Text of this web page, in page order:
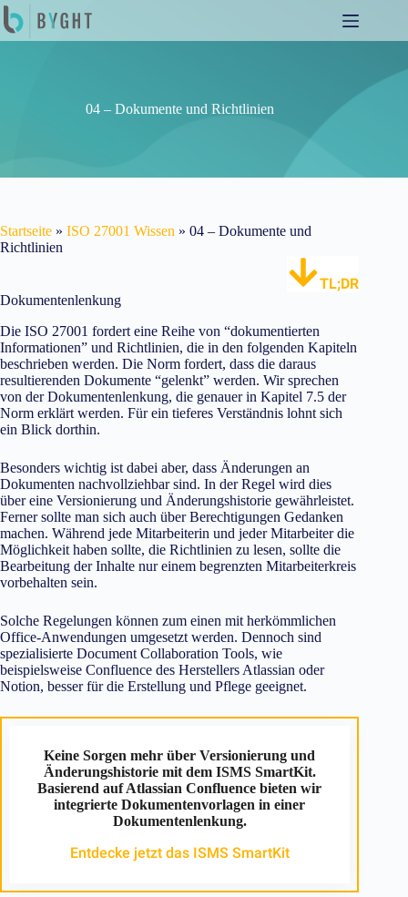
Zum
Inhalt
springen
04 – Dokumente und Richtlinien
Startseite » ISO 27001 Wissen » 04 – Dokumente und
Richtlinien
TL;DR
Dokumentenlenkung
Die ISO 27001 fordert eine Reihe von “dokumentierten
Informationen” und Richtlinien, die in den folgenden Kapiteln
beschrieben werden. Die Norm fordert, dass die daraus
resultierenden Dokumente “gelenkt” werden. Wir sprechen
von der Dokumentenlenkung, die genauer in Kapitel 7.5 der
Norm erklärt werden. Für ein tieferes Verständnis lohnt sich
ein Blick dorthin.
Besonders wichtig ist dabei aber, dass Änderungen an
Dokumenten nachvollziehbar sind. In der Regel wird dies
über eine Versionierung und Änderungshistorie gewährleistet.
Ferner sollte man sich auch über Berechtigungen Gedanken
machen. Während jede Mitarbeiterin und jeder Mitarbeiter die
Möglichkeit haben sollte, die Richtlinien zu lesen, sollte die
Bearbeitung der Inhalte nur einem begrenzten Mitarbeiterkreis
vorbehalten sein.
Solche Regelungen können zum einen mit herkömmlichen
Office-Anwendungen umgesetzt werden. Dennoch sind
spezialisierte Document Collaboration Tools, wie
beispielsweise Confluence des Herstellers Atlassian oder
Notion, besser für die Erstellung und Pflege geeignet.
Keine Sorgen mehr über Versionierung und
Änderungshistorie mit dem ISMS SmartKit.
Basierend auf Atlassian Confluence bieten wir
integrierte Dokumentenvorlagen in einer
Dokumentenlenkung.
Entdecke jetzt das ISMS SmartKit